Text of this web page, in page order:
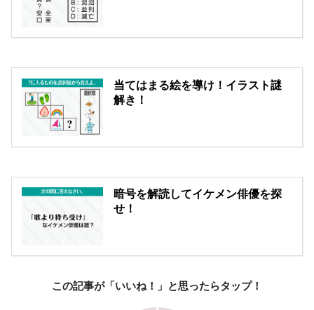
当てはまる絵を導け！イラスト謎
解き！
暗号を解読してイケメン俳優を探
せ！
この記事が「いいね！」と思ったらタップ！